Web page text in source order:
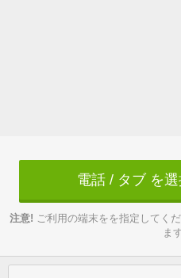
電話 / タブ を
注意! ご利用の端末をを指定してく
ま